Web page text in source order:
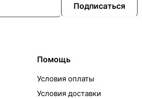
Подписаться
Помощь
Условия оплаты
Условия доставки